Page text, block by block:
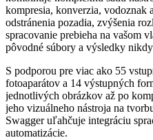
kompresia, konverzia,
odstránenia pozadia, zvýšenia
spracovanie prebieha na vašom
pôvodné súbory a výsledky
S podporou pre viac ako 55
fotoaparátov a 14 výstupných
jednotlivých obrázkov až po
jeho vizuálneho nástroja na
Swagger uľahčuje integráciu
automatizácie.